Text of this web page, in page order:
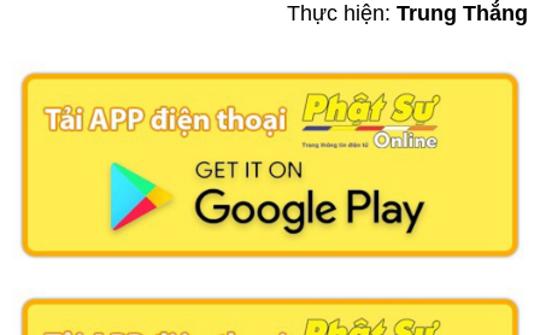
Thực hiện: Trung Thắng